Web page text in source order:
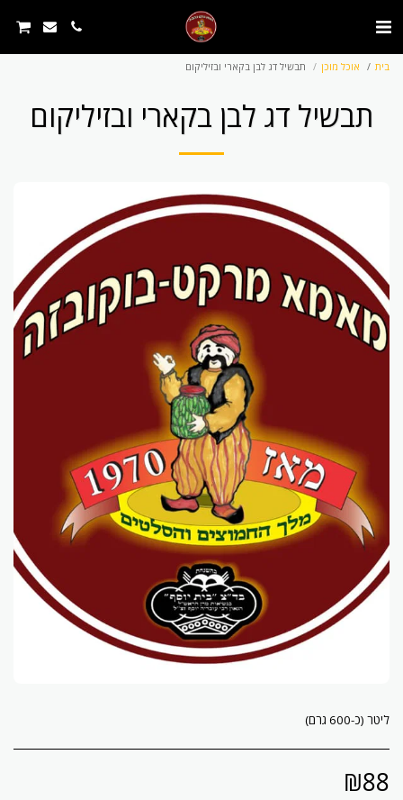
בית אוכל מוכן תבשיל דג לבן בקארי ובזיליקום
תבשיל דג לבן בקארי ובזיליקום
ליטר (כ-600 גרם)
₪88